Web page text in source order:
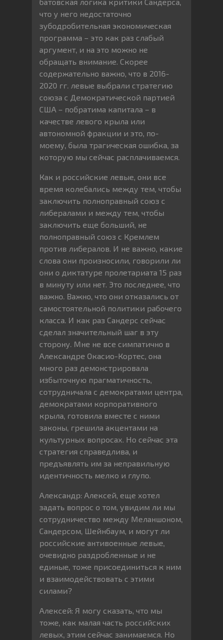
что у него недостаточно
зубодробительная экономическая
программа – это как раз слабый
аргумент, и на это можно не
обращать внимание. Скорее
содержательно важно, что в 2016-
2020 гг. левые выбрали стратегию
союза с Демократической партией
США – побратима капитала – в
качестве левого крыла или
автономной фракции и это, по-
моему, была трагическая ошибка, за
которую мы сейчас расплачиваемся.
Как и российские левые, они все
время колебались между тем, чтобы
заключить полноправный союз с
либералами и между тем, чтобы
заключить еще больший, не
полноправный союз с Кремлем
против либералов. И не важно, какие
слова они произносили, говорили ли
они о диктатуре пролетариата 15 раз
в минуту или нет. Это последнее, что
важно. Важно, что они отказались от
самостоятельной политики рабочего
класса. И как раз Сандерс сейчас
сделал значительный шаг в эту
сторону. Мне не все симпатично в
Александре Окасио-Кортес, она
много раз демонстрировала
избыточную прагматичность,
сотрудничала с демократами центра,
демократами корпоративного
крыла, готовила вместе с ними
законы, грешила акцентами на
культурных вопросах. Но сейчас эта
стратегия справедлива, и
предъявлять им за неправильную
идентичность мелко и глупо.
Александр: Алексей, еще хотел
задать вопрос о том, увидим ли мы
сотрудничество между Меланшоном,
Сандерсом, Шейнбаум, и могут ли
российские антивоенные левые,
очевидно раздробленные и не
единые, тоже присоединиться к ним
и взаимодействовать с этими
силами?
Алексей: Я могу сказать, что мы
тоже, как малая часть российских
левых, этим сейчас занимаемся. Но